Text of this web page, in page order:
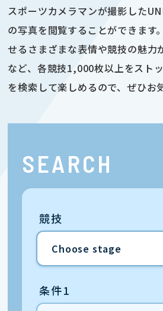
スポーツカメラマンが撮影した
の写真を閲覧することができます
せるさまざまな表情や競技の魅力
など、各競技1,000枚以上をスト
を検索して楽しめるので、ぜひお
SEARCH
競技
条件1